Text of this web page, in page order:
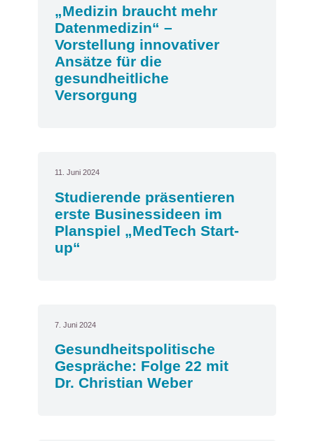
„Medizin braucht mehr
Datenmedizin“ –
Vorstellung innovativer
Ansätze für die
gesundheitliche
Versorgung
11. Juni 2024
Studierende präsentieren
erste Businessideen im
Planspiel „MedTech Start-
up“
7. Juni 2024
Gesundheitspolitische
Gespräche: Folge 22 mit
Dr. Christian Weber